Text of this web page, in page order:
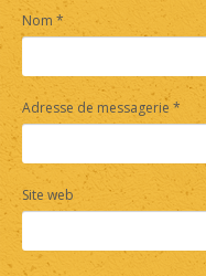
Nom *
Adresse de messagerie *
Site web